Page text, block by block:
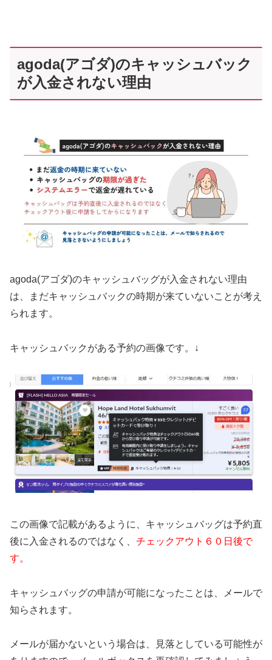
agoda(アゴダ)のキャッシュバック
が入金されない理由
agoda(アゴダ)のキャッシュバッグが入金されない理由
は、まだキャッシュバックの時期が来ていないことが考え
られます。
キャッシュバックがある予約の画像です。↓
この画像で記載があるように、キャッシュバッグは予約直
後に入金されるのではなく、 チェックアウト６０日後で
す。
キャッシュバッグの申請が可能になったことは、メールで
知らされます。
メールが届かないという場合は、見落としている可能性が